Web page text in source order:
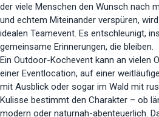
der viele Menschen den Wunsch nach
und echtem Miteinander verspüren,
idealen Teamevent. Es entschleunigt,
gemeinsame Erinnerungen, die bleiben.
Ein Outdoor-Kochevent kann an vielen
einer Eventlocation, auf einer
mit Ausblick oder sogar im Wald mit
Kulisse bestimmt den Charakter – ob
modern oder naturnah-abenteuerlich.